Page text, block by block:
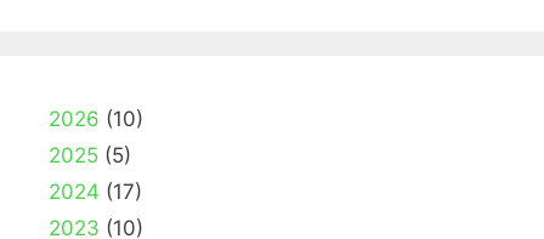
2026 (10)
2025 (5)
2024 (17)
2023 (10)